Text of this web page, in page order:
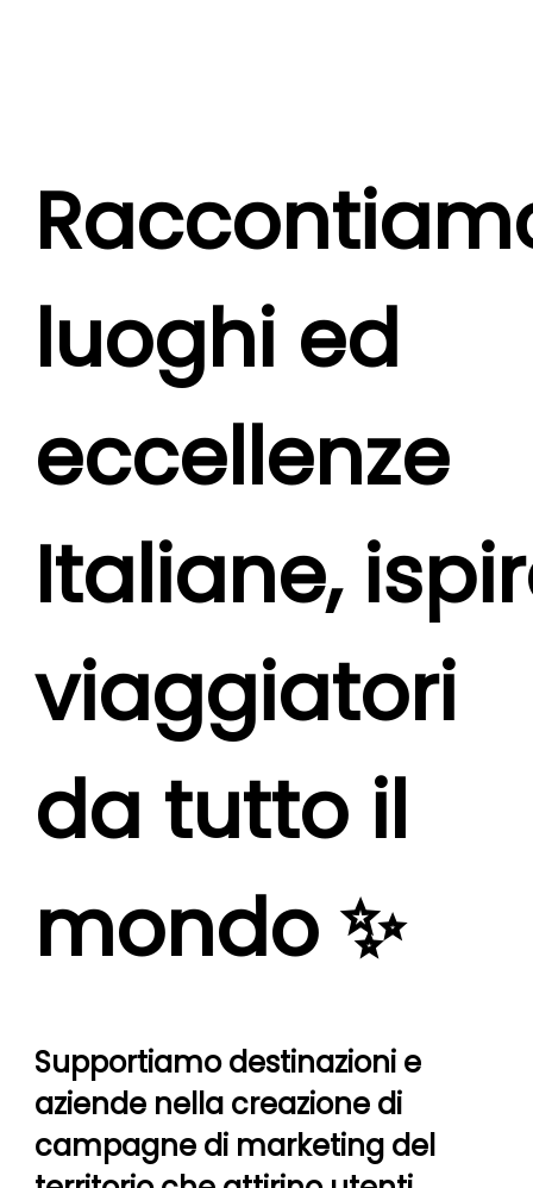
luoghi ed
eccellenze
Italiane,
viaggiatori
da tutto il
mondo ✨
Supportiamo destinazioni e
aziende nella creazione di
campagne di marketing del